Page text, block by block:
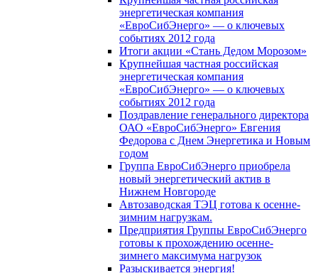
энергетическая компания
«ЕвроСибЭнерго» — о ключевых
событиях 2012 года
Итоги акции «Стань Дедом Морозом»
Крупнейшая частная российская
энергетическая компания
«ЕвроСибЭнерго» — о ключевых
событиях 2012 года
Поздравление генерального директора
ОАО «ЕвроСибЭнерго» Евгения
Федорова с Днем Энергетика и Новым
годом
Группа ЕвроСибЭнерго приобрела
новый энергетический актив в
Нижнем Новгороде
Автозаводская ТЭЦ готова к осенне-
зимним нагрузкам.
Предприятия Группы ЕвроСибЭнерго
готовы к прохождению осенне-
зимнего максимума нагрузок
Разыскивается энергия!